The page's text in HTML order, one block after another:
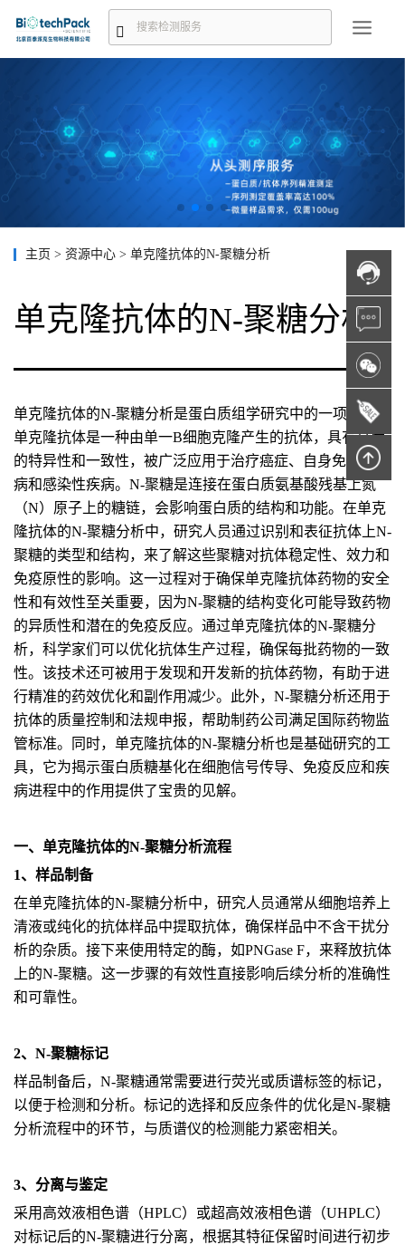
主页 > 资源中心 > 单克隆抗体的N-聚糖分析
单克隆抗体的N-聚糖分析
单克隆抗体的N-聚糖分析是蛋白质组学研究中的一项技术。
单克隆抗体是一种由单一B细胞克隆产生的抗体，具有高度
的特异性和一致性，被广泛应用于治疗癌症、自身免疫性疾
病和感染性疾病。N-聚糖是连接在蛋白质氨基酸残基上氮
（N）原子上的糖链，会影响蛋白质的结构和功能。在单克
隆抗体的N-聚糖分析中，研究人员通过识别和表征抗体上N-
聚糖的类型和结构，来了解这些聚糖对抗体稳定性、效力和
免疫原性的影响。这一过程对于确保单克隆抗体药物的安全
性和有效性至关重要，因为N-聚糖的结构变化可能导致药物
的异质性和潜在的免疫反应。通过单克隆抗体的N-聚糖分
析，科学家们可以优化抗体生产过程，确保每批药物的一致
性。该技术还可被用于发现和开发新的抗体药物，有助于进
行精准的药效优化和副作用减少。此外，N-聚糖分析还用于
抗体的质量控制和法规申报，帮助制药公司满足国际药物监
管标准。同时，单克隆抗体的N-聚糖分析也是基础研究的工
具，它为揭示蛋白质糖基化在细胞信号传导、免疫反应和疾
病进程中的作用提供了宝贵的见解。
一、单克隆抗体的N-聚糖分析流程
1、样品制备
在单克隆抗体的N-聚糖分析中，研究人员通常从细胞培养上
清液或纯化的抗体样品中提取抗体，确保样品中不含干扰分
析的杂质。接下来使用特定的酶，如PNGase F，来释放抗体
上的N-聚糖。这一步骤的有效性直接影响后续分析的准确性
和可靠性。
2、N-聚糖标记
样品制备后，N-聚糖通常需要进行荧光或质谱标签的标记，
以便于检测和分析。标记的选择和反应条件的优化是N-聚糖
分析流程中的环节，与质谱仪的检测能力紧密相关。
3、分离与鉴定
采用高效液相色谱（HPLC）或超高效液相色谱（UHPLC）
对标记后的N-聚糖进行分离，根据其特征保留时间进行初步